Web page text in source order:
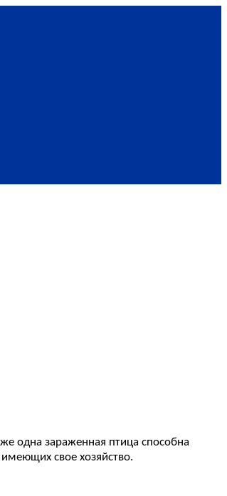
одна зараженная птица способна
свое хозяйство.